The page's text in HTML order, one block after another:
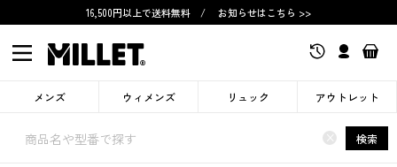
16,500円以上で送料無料 / お知らせはこちら >>
メンズ ウィメンズ リュック アウトレット
× 検索